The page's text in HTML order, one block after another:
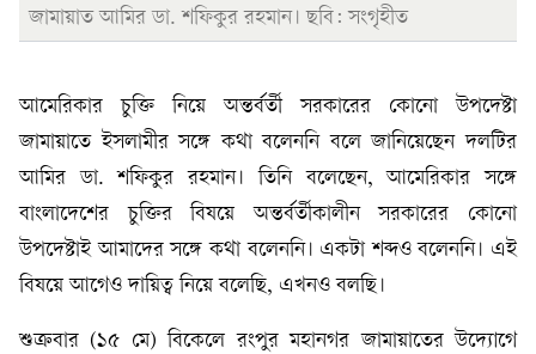
জামায়াত আমির ডা. শফিকুর রহমান। ছবি: সংগৃহীত
আমেরিকার চুক্তি নিয়ে অন্তর্বর্তী সরকারের কোনো উপদেষ্টা
জামায়াতে ইসলামীর সঙ্গে কথা বলেননি বলে জানিয়েছেন দলটির
আমির ডা. শফিকুর রহমান। তিনি বলেছেন, আমেরিকার সঙ্গে
বাংলাদেশের চুক্তির বিষয়ে অন্তর্বর্তীকালীন সরকারের কোনো
উপদেষ্টাই আমাদের সঙ্গে কথা বলেননি। একটা শব্দও বলেননি। এই
বিষয়ে আগেও দায়িত্ব নিয়ে বলেছি, এখনও বলছি।
শুক্রবার (১৫ মে) বিকেলে রংপুর মহানগর জামায়াতের উদ্যোগে